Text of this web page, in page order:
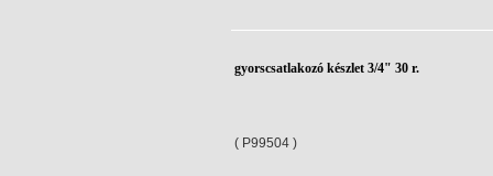
gyorscsatlakozó készlet 3/4" 30 r.
( P99504 )